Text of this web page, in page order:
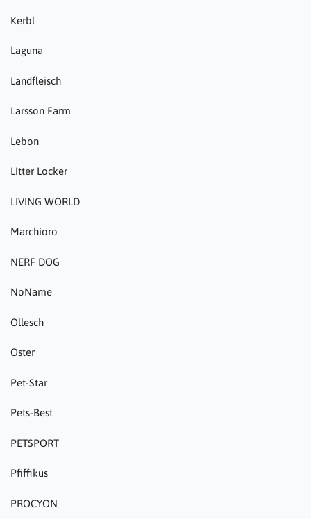
Kerbl
Laguna
Landfleisch
Larsson Farm
Lebon
Litter Locker
LIVING WORLD
Marchioro
NERF DOG
NoName
Ollesch
Oster
Pet-Star
Pets-Best
PETSPORT
Pfiffikus
PROCYON